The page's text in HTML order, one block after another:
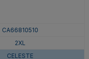
CA66810510
2XL
CELESTE